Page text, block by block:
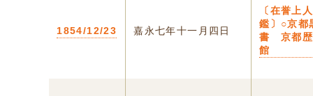
1854/12/23 嘉永七年十一月四日
〔在誉上
鑑〕○京都
書 京都歴
館